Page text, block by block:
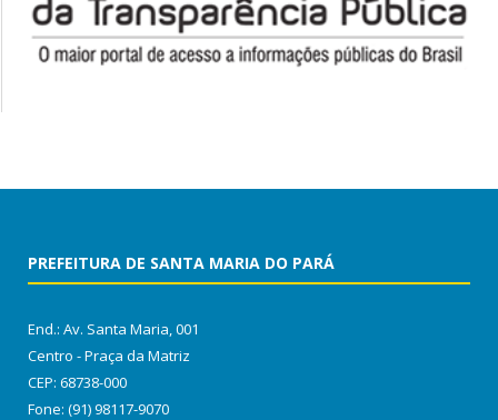
PREFEITURA DE SANTA MARIA DO PARÁ
End.: Av. Santa Maria, 001
Centro - Praça da Matriz
CEP: 68738-000
Fone: (91) 98117-9070